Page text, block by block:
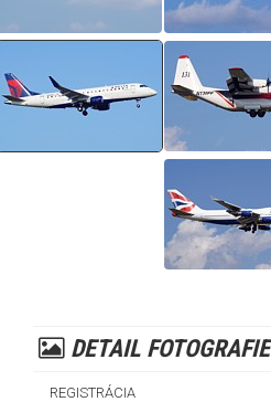
DETAIL FOTOGRAFIE
REGISTRÁCIA